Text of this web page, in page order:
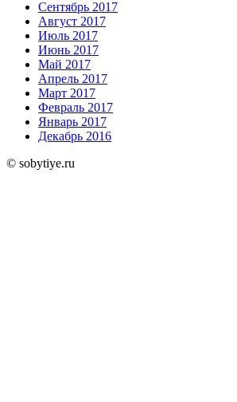
Сентябрь 2017
Август 2017
Июль 2017
Июнь 2017
Май 2017
Апрель 2017
Март 2017
Февраль 2017
Январь 2017
Декабрь 2016
© sobytiye.ru